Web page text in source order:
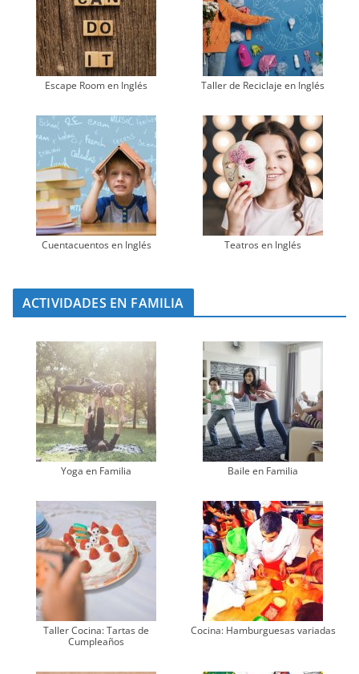
Escape Room en Inglés Taller de Reciclaje en Inglés
Cuentacuentos en Inglés Teatros en Inglés
ACTIVIDADES EN FAMILIA
Yoga en Familia Baile en Familia
Taller Cocina: Tartas de
Cumpleaños
Cocina: Hamburguesas variadas